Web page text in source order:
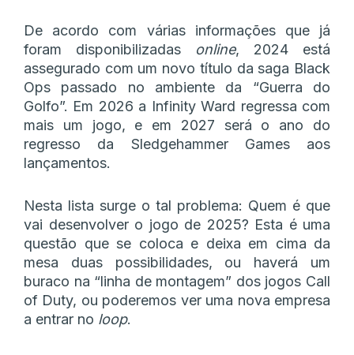
De acordo com várias informações que já
foram disponibilizadas online, 2024 está
assegurado com um novo título da saga Black
Ops passado no ambiente da “Guerra do
Golfo”. Em 2026 a Infinity Ward regressa com
mais um jogo, e em 2027 será o ano do
regresso da Sledgehammer Games aos
lançamentos.
Nesta lista surge o tal problema: Quem é que
vai desenvolver o jogo de 2025? Esta é uma
questão que se coloca e deixa em cima da
mesa duas possibilidades, ou haverá um
buraco na “linha de montagem” dos jogos Call
of Duty, ou poderemos ver uma nova empresa
a entrar no loop.